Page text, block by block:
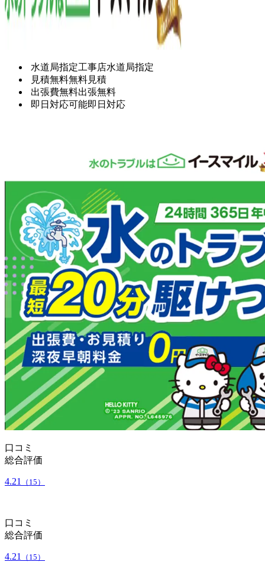
水道局指定工事店水道局指定
見積無料無料見積
出張費無料出張無料
即日対応可能即日対応
口コミ
総合評価
4.21 （15）
口コミ
総合評価
4.21 （15）